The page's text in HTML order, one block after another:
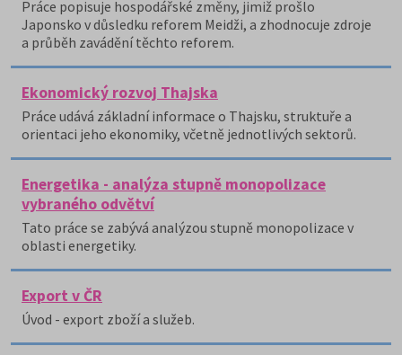
Práce popisuje hospodářské změny, jimiž prošlo
Japonsko v důsledku reforem Meidži, a zhodnocuje zdroje
a průběh zavádění těchto reforem.
Ekonomický rozvoj Thajska
Práce udává základní informace o Thajsku, struktuře a
orientaci jeho ekonomiky, včetně jednotlivých sektorů.
Energetika - analýza stupně monopolizace
vybraného odvětví
Tato práce se zabývá analýzou stupně monopolizace v
oblasti energetiky.
Export v ČR
Úvod - export zboží a služeb.